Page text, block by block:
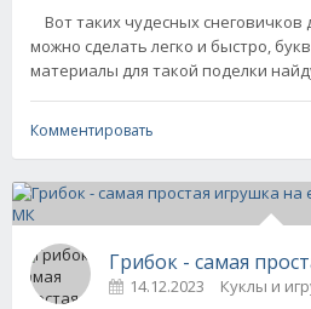
Вот таких чудесных снеговичков
можно сделать легко и быстро,
материалы для такой поделки
Комментировать
Грибок - самая
14.12.2023